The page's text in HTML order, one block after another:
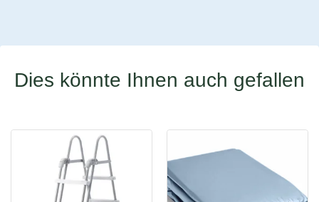
Dies könnte Ihnen auch gefallen